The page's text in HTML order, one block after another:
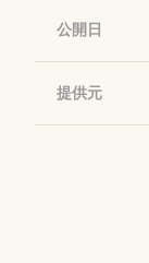
公開日
提供元